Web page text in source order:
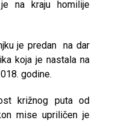
na kraju homilije
je predan na dar
koja je nastala na
godine.
križnog puta od
mise upriličen je